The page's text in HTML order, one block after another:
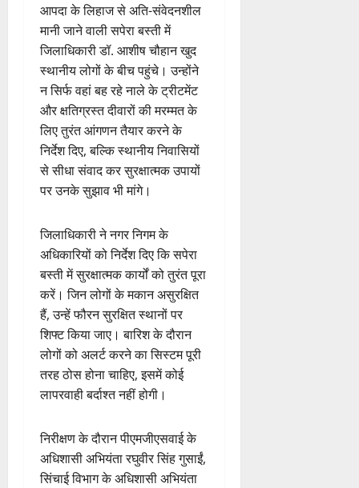
आपदा के लिहाज से अति-संवेदनशील
मानी जाने वाली सपेरा बस्ती में
जिलाधिकारी डॉ. आशीष चौहान खुद
स्थानीय लोगों के बीच पहुंचे। उन्होंने
न सिर्फ वहां बह रहे नाले के ट्रीटमेंट
और क्षतिग्रस्त दीवारों की मरम्मत के
लिए तुरंत आंगणन तैयार करने के
निर्देश दिए, बल्कि स्थानीय निवासियों
से सीधा संवाद कर सुरक्षात्मक उपायों
पर उनके सुझाव भी मांगे।
जिलाधिकारी ने नगर निगम के
अधिकारियों को निर्देश दिए कि सपेरा
बस्ती में सुरक्षात्मक कार्यों को तुरंत पूरा
करें। जिन लोगों के मकान असुरक्षित
हैं, उन्हें फौरन सुरक्षित स्थानों पर
शिफ्ट किया जाए। बारिश के दौरान
लोगों को अलर्ट करने का सिस्टम पूरी
तरह ठोस होना चाहिए, इसमें कोई
लापरवाही बर्दाश्त नहीं होगी।
निरीक्षण के दौरान पीएमजीएसवाई के
अधिशासी अभियंता रघुवीर सिंह गुसाईं,
सिंचाई विभाग के अधिशासी अभियंता